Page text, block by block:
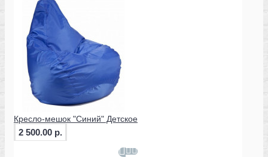
Кресло-мешок "Синий" Детское
2 500.00 р.